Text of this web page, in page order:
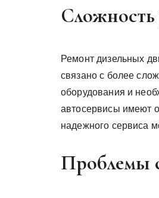
Ремонт дизельных
связано с более
оборудования и
автосервисы имеют
надежного сервиса
Проблемы